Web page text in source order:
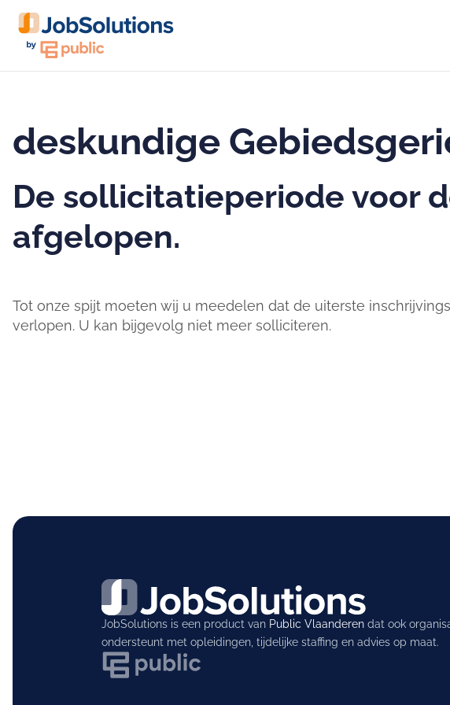
deskundige
De sollicitatieperiode voor
afgelopen.
Tot onze spijt moeten wij u meedelen dat de uiterste
verlopen. U kan bijgevolg niet meer solliciteren.
JobSolutions is een product van Public Vlaanderendat ook
ondersteunt met opleidingen, tijdelijke staffing en advies op maat.